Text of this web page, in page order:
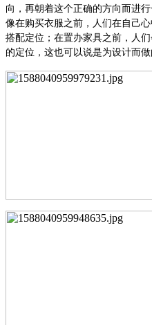
向，再朝着这个正确的方向而进
像在购买衣服之前，人们在自己
搭配定位；在置办家具之前，人
的定位，这也可以说是为设计而做